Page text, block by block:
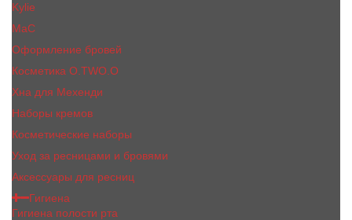
Kylie
MaC
Оформление бровей
Косметика O.TWO.O
Хна для Мехенди
Наборы кремов
Косметические наборы
Уход за ресницами и бровями
Аксессуары для ресниц
Гигиена
Гигиена полости рта